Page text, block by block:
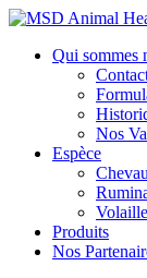
Qui sommes
Nos
Espèce
Produits
Nos